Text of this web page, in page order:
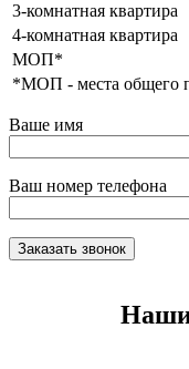
3-комнатная квартира
4-комнатная квартира
МОП*
*МОП - места общего
Ваше имя
Ваш номер телефона
Наши